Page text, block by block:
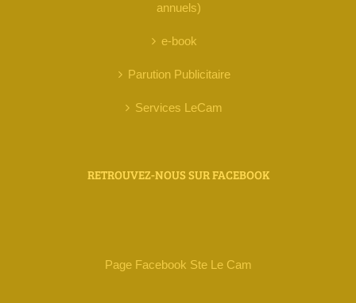
annuels)
e-book
Parution Publicitaire
Services LeCam
RETROUVEZ-NOUS SUR FACEBOOK
Page Facebook Ste Le Cam